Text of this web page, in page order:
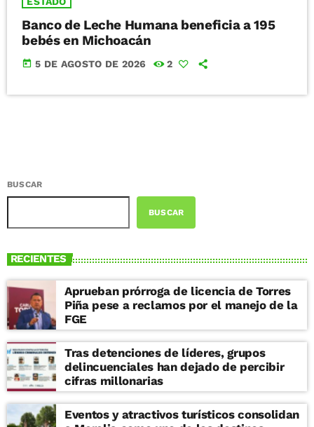
Banco de Leche Humana beneficia a 195
bebés en Michoacán
today 5 DE AGOSTO DE 2026 2
BUSCAR
BUSCAR
RECIENTES
Aprueban prórroga de licencia de Torres
Piña pese a reclamos por el manejo de la
FGE
Tras detenciones de líderes, grupos
delincuenciales han dejado de percibir
cifras millonarias
Eventos y atractivos turísticos consolidan